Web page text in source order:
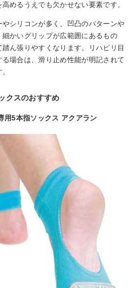
めるうえでも欠かせない要素です。
シリコンが多く、凹凸のパターンや
かいグリップが広範囲にあるもの
ん張りやすくなります。リハビリ目
場合は、滑り止め性能が明記されて
クスのおすすめ
用5本指ソックス アクアラン